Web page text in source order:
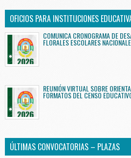
OFICIOS PARA INSTITUCIONES
COMUNICA CRONOGRAMA DE
FLORALES ESCOLARES
REUNIÓN VIRTUAL SOBRE
FORMATOS DEL CENSO
ÚLTIMAS CONVOCATORIAS – PLAZAS